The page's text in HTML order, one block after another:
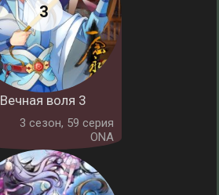
Вечная воля 3
3 cезон, 59 серия
ONA